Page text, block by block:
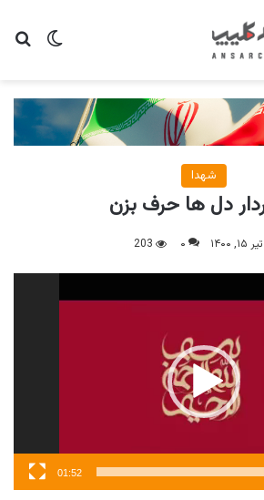
تغییر
شهدا
دل ها حرف بزن
تیر ۱۵, ۱۴۰۰ ۰ 203
01:52